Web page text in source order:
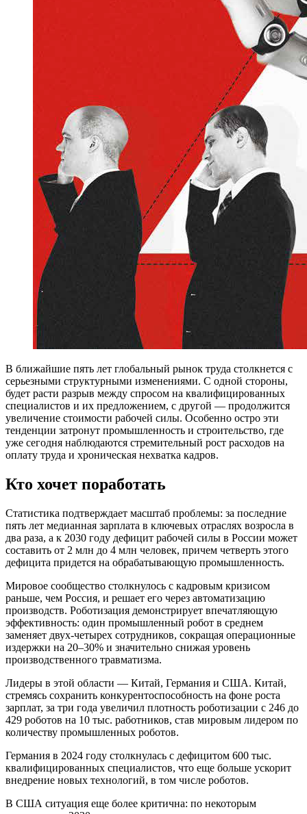
В ближайшие пять лет глобальный рынок труда столкнется с
серьезными структурными изменениями. С одной стороны,
будет расти разрыв между спросом на квалифицированных
специалистов и их предложением, с другой — продолжится
увеличение стоимости рабочей силы. Особенно остро эти
тенденции затронут промышленность и строительство, где
уже сегодня наблюдаются стремительный рост расходов на
оплату труда и хроническая нехватка кадров.
Кто хочет поработать
Статистика подтверждает масштаб проблемы: за последние
пять лет медианная зарплата в ключевых отраслях возросла в
два раза, а к 2030 году дефицит рабочей силы в России может
составить от 2 млн до 4 млн человек, причем четверть этого
дефицита придется на обрабатывающую промышленность.
Мировое сообщество столкнулось с кадровым кризисом
раньше, чем Россия, и решает его через автоматизацию
производств. Роботизация демонстрирует впечатляющую
эффективность: один промышленный робот в среднем
заменяет двух-четырех сотрудников, сокращая операционные
издержки на 20–30% и значительно снижая уровень
производственного травматизма.
Лидеры в этой области — Китай, Германия и США. Китай,
стремясь сохранить конкурентоспособность на фоне роста
зарплат, за три года увеличил плотность роботизации с 246 до
429 роботов на 10 тыс. работников, став мировым лидером по
количеству промышленных роботов.
Германия в 2024 году столкнулась с дефицитом 600 тыс.
квалифицированных специалистов, что еще больше ускорит
внедрение новых технологий, в том числе роботов.
В США ситуация еще более критична: по некоторым